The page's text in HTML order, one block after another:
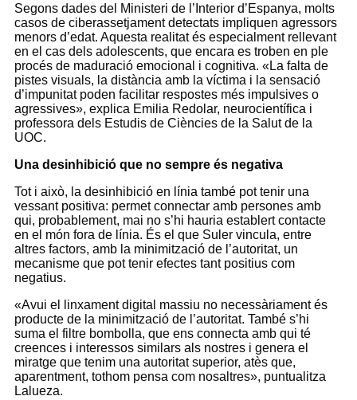
Segons dades del Ministeri de l’Interior d’Espanya, molts
casos de ciberassetjament detectats impliquen agressors
menors d’edat. Aquesta realitat és especialment rellevant
en el cas dels adolescents, que encara es troben en ple
procés de maduració emocional i cognitiva. «La falta de
pistes visuals, la distància amb la víctima i la sensació
d’impunitat poden facilitar respostes més impulsives o
agressives», explica Emilia Redolar, neurocientífica i
professora dels Estudis de Ciències de la Salut de la
UOC.
Una desinhibició que no sempre és negativa
Tot i això, la desinhibició en línia també pot tenir una
vessant positiva: permet connectar amb persones amb
qui, probablement, mai no s’hi hauria establert contacte
en el món fora de línia. És el que Suler vincula, entre
altres factors, amb la minimització de l’autoritat, un
mecanisme que pot tenir efectes tant positius com
negatius.
«Avui el linxament digital massiu no necessàriament és
producte de la minimització de l’autoritat. També s’hi
suma el filtre bombolla, que ens connecta amb qui té
creences i interessos similars als nostres i genera el
miratge que tenim una autoritat superior, atès que,
aparentment, tothom pensa com nosaltres», puntualitza
Lalueza.